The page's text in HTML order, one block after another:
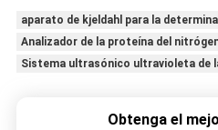
aparato de kjeldahl para la
Analizador de la proteína del
Sistema ultrasónico ultravioleta de
Obtenga el